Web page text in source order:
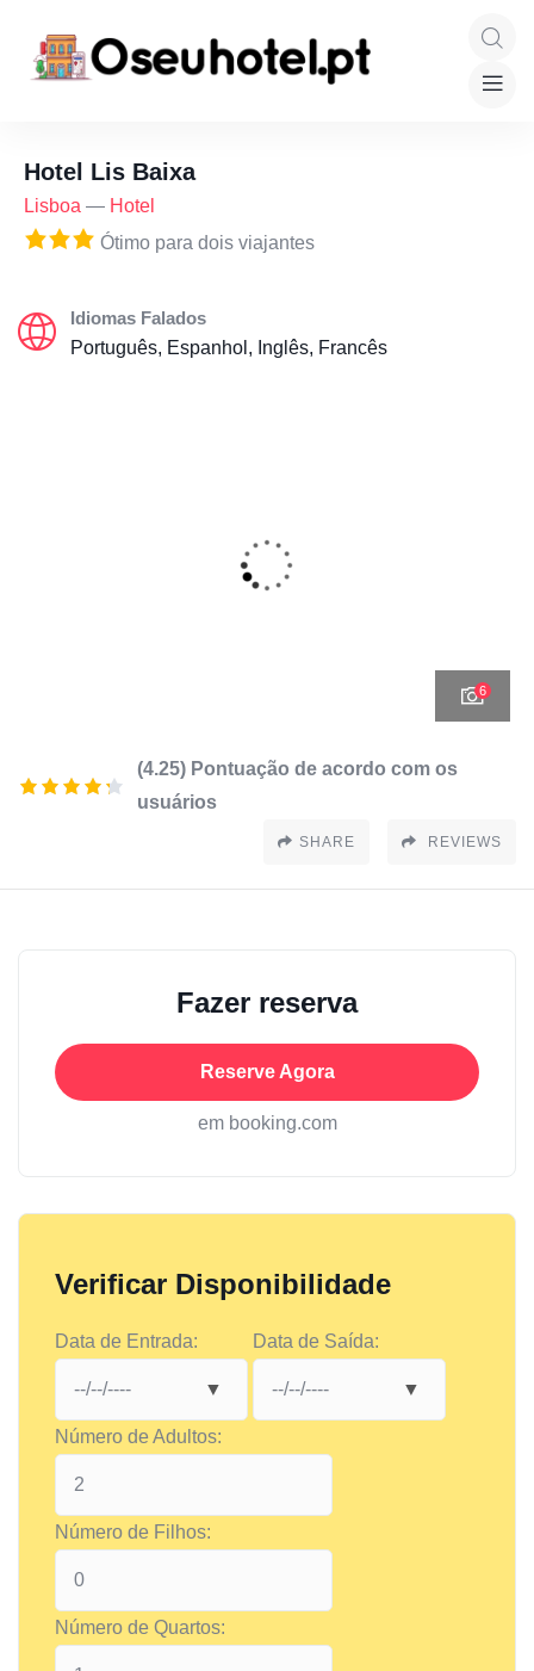
Hotel Lis Baixa
Lisboa — Hotel
Ótimo para dois viajantes
Idiomas Falados
Português, Espanhol, Inglês, Francês
6
(4.25) Pontuação de acordo com os
usuários
SHARE REVIEWS
Fazer reserva
Reserve Agora
em booking.com
Verificar Disponibilidade
Data de Entrada: Data de Saída:
Número de Adultos:
Número de Filhos:
Número de Quartos: